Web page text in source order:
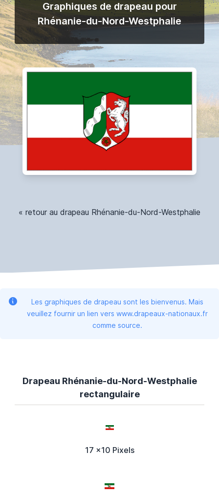
Graphiques de drapeau pour
Rhénanie-du-Nord-Westphalie
« retour au drapeau Rhénanie-du-Nord-Westphalie
Les graphiques de drapeau sont les bienvenus. Mais
veuillez fournir un lien vers www.drapeaux-nationaux.fr
comme source.
Drapeau Rhénanie-du-Nord-Westphalie
rectangulaire
17 x10 Pixels